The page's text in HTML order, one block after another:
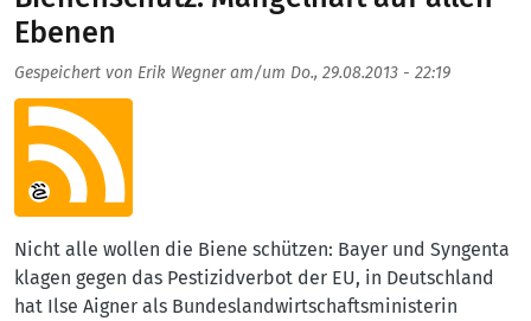
Ebenen
Gespeichert von Erik Wegneram/um Do., 29.08.2013 - 22:19
Aufmacherbild
Nicht alle wollen die Biene schützen: Bayer und Syngenta
klagen gegen das Pestizidverbot der EU, in Deutschland
hat Ilse Aigner als Bundeslandwirtschaftsministerin